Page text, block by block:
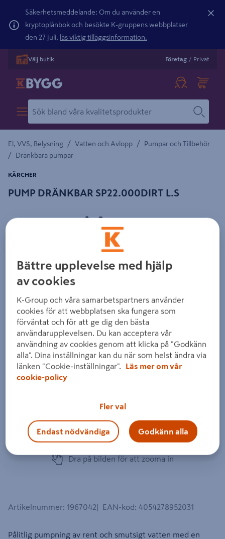
Säkerhetsmeddelande: Om du använder en
kryptoplånbok och besökte K-gruppens webbplatser
den 27 juli, läs viktig tilläggsinformation.
Välj butik Företag / Privat
El, VVS, Belysning / Vatten och Avlopp / Pumpar och Tillbehör
/ Dränkbara pumpar
PUMP DRÄNKBAR SP22.000DIRT L.S
KÄRCHER
Föregående
Dra på bilden för att zooma in
Artikelnummer: 1967042 EAN-kod: 4054278952031
Pålitlig pumpning av rent och smutsigt vatten med en
Bättre upplevelse med hjälp
av cookies
K-Group och våra samarbetspartners använder
cookies för att webbplatsen ska fungera som
förväntat och för att ge dig den bästa
användarupplevelsen. Du kan acceptera vår
användning av cookies genom att klicka på "Godkänn
alla". Dina inställningar kan du när som helst ändra via
länken "Cookie-inställningar".
Läs mer om vår
cookie-policy
Fler val
Endast nödvändiga Godkänn alla